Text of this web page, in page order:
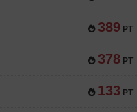
389 PT
378 PT
133 PT